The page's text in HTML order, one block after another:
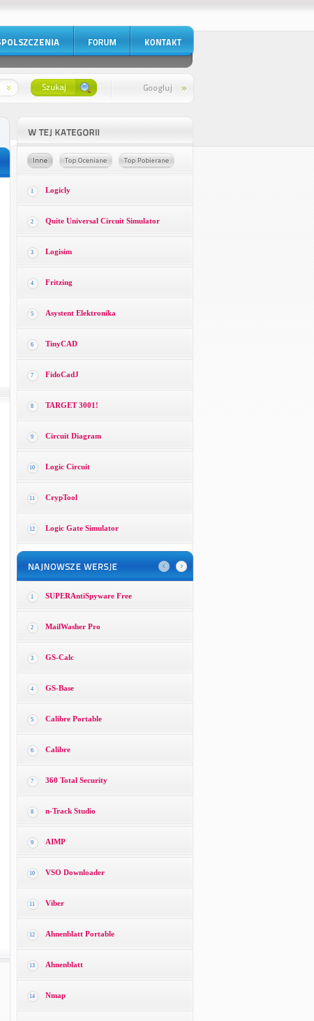
1 Logicly
2 Quite Universal Circuit Simulator
3 Logisim
4 Fritzing
5 Asystent Elektronika
6 TinyCAD
7 FidoCadJ
8 TARGET 3001!
9 Circuit Diagram
10 Logic Circuit
11 CrypTool
12 Logic Gate Simulator
1 SUPERAntiSpyware Free
2 MailWasher Pro
3 GS-Calc
4 GS-Base
5 Calibre Portable
6 Calibre
7 360 Total Security
8 n-Track Studio
9 AIMP
10 VSO Downloader
11 Viber
12 Ahnenblatt Portable
13 Ahnenblatt
14 Nmap